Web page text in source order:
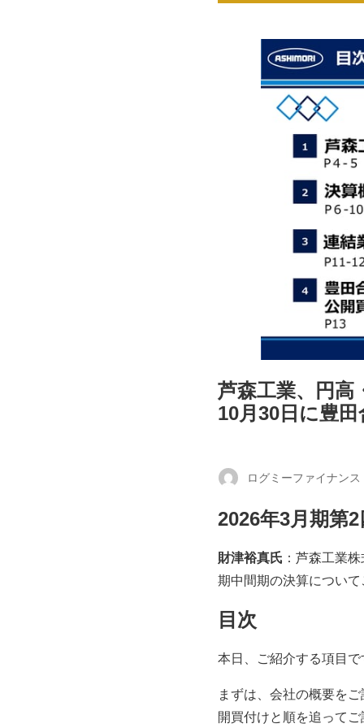
芦森工業、円
10月30日に豊
ログミーファイナンス
2026年3月期第
財津裕真氏 ：芦森工業
期中間期の決算につい
目次
本日、ご紹介する項目で
まずは、会社の概要を
開買付けと順を追って